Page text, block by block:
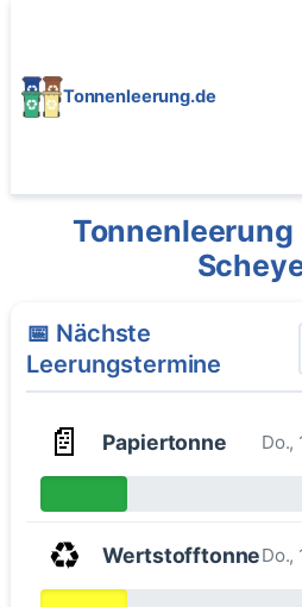
Tonnenleerung.de
Tonnenleerung
📅 Nächste
Leerungstermine
📄 Papiertonne Do.,
♻️ WertstofftonneDo.,